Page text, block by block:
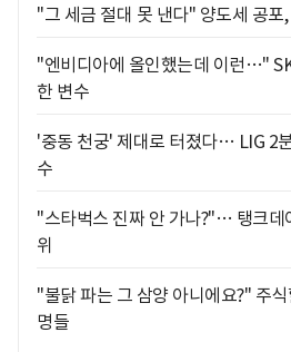
"그 세금 절대 못 낸다" 양도세 공포
"엔비디아에 올인했는데 이런…"
한 변수
'중동 천궁' 제대로 터졌다… LIG 2
수
"스타벅스 진짜 안 가나?"… 탱크데
위
"불닭 파는 그 삼양 아니에요?" 주
명들